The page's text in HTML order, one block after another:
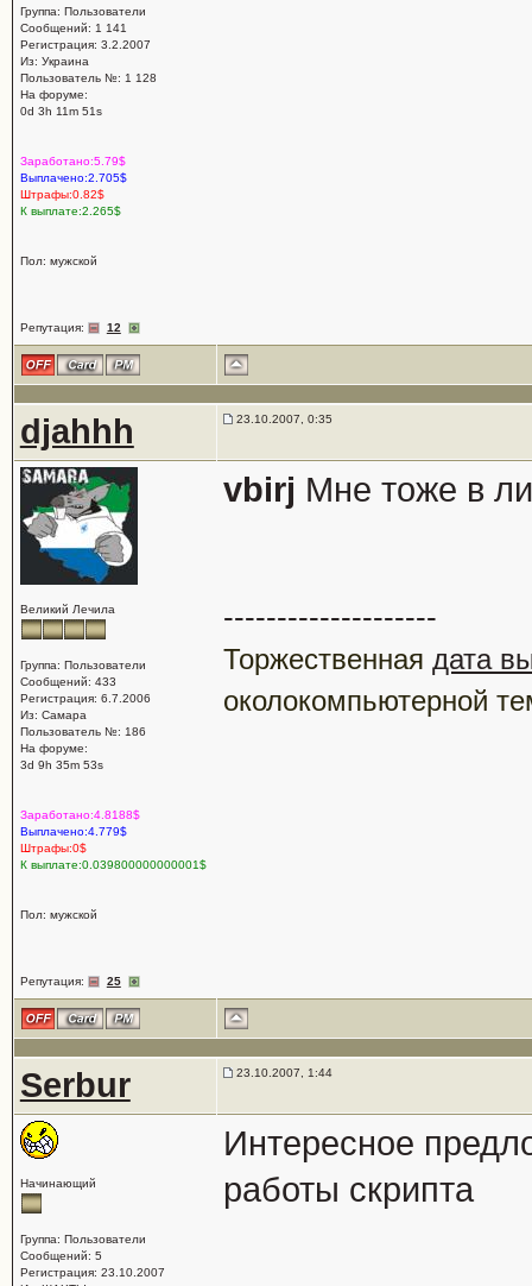
Группа: Пользователи
Сообщений: 1 141
Регистрация: 3.2.2007
Из: Украина
Пользователь №: 1 128
На форуме:
0d 3h 11m 51s
Заработано:5.79$
Выплачено:2.705$
Штрафы:0.82$
К выплате:2.265$
Пол: мужской
Репутация: 12
djahhh 23.10.2007, 0:35
Великий Лечила
Группа: Пользователи
Сообщений: 433
Регистрация: 6.7.2006
Из: Самара
Пользователь №: 186
На форуме:
3d 9h 35m 53s
Заработано:4.8188$
Выплачено:4.779$
Штрафы:0$
К выплате:0.039800000000001$
Пол: мужской
Репутация: 25
vbirj Мне тоже в
--------------------
Торжественная дата
околокомпьютерной
Serbur 23.10.2007, 1:44
Начинающий
Группа: Пользователи
Сообщений: 5
Регистрация: 23.10.2007
Интересное
работы скрипта